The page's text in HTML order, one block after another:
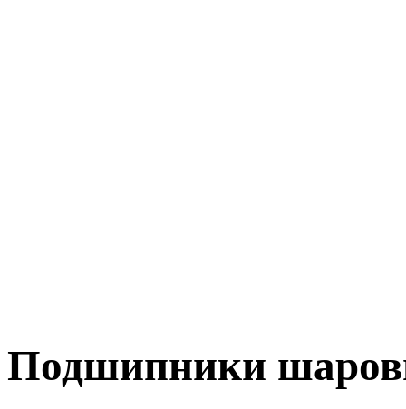
Подшипники